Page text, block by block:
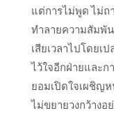
แต่การไม่พูด ไม่ถ
ทำลายความสัมพัน
เสียเวลาไปโดยเ
ไว้ใจอีกฝ่ายและก
ยอมเปิดใจเผชิญ
ไม่ขยายวงกว้างอ